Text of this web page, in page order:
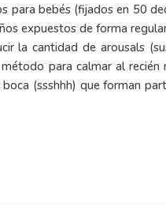
para bebés (fijados en 50
expuestos de forma
la cantidad de arousals
para calmar al recién
(ssshhh) que forman